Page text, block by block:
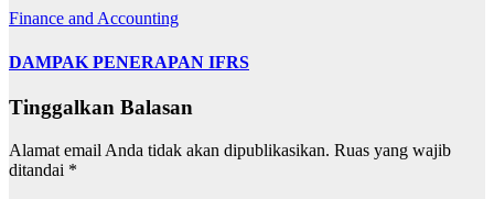
Finance and Accounting
DAMPAK PENERAPAN IFRS
Tinggalkan Balasan
Alamat email Anda tidak akan dipublikasikan. Ruas yang wajib
ditandai *